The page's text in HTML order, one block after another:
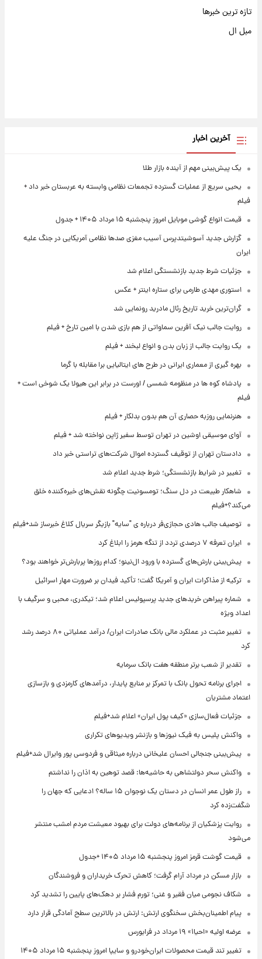
تازه ترین خبرها
مبل ال
آخرین اخبار
یک پیش‌بینی مهم از آینده بازار طلا
یحیی سریع از عملیات گسترده تجمعات نظامی وابسته به عربستان خبر داد +
فیلم
قیمت انواع گوشی موبایل امروز پنجشنبه ۱۵ مرداد ۱۴۰۵ + جدول
گزارش جدید آسوشیتدپرس آسیب مغزی صدها نظامی آمریکایی در جنگ علیه
ایران
جزئیات شرط جدید بازنشستگی اعلام شد
استوری مهدی طارمی برای ستاره اینتر + عکس
گران‌ترین خرید تاریخ رئال مادرید رونمایی شد
روایت جالب نیک آفرین سماواتی از هم بازی شدن با امین تارخ + فیلم
یک روایت جالب از زبان بدن و انواع لبخند + فیلم
بهره گیری از معماری ایرانی در طرح های ایتالیایی برا مقابله با گرما
پادشاه کوه ها در منظومه شمسی / اورست در برابر این هیولا یک شوخی است +
فیلم
هنرنمایی روزبه حصاری آن هم بدون بدلکار + فیلم
آوای موسیقی اوشین در تهران توسط سفیر ژاپن نواخته شد + فیلم
دادستان تهران از توقیف گسترده اموال شرکت‌های تراستی خبر داد
تغییر در شرایط بازنشستگی؛ شرط جدید اعلام شد
شاهکار طبیعت در دل سنگ؛ تومسونیت چگونه نقش‌های خیره‌کننده خلق
می‌کند؟+فیلم
توصیف جالب هادی حجازی‌فر درباره ی "سایه" بازیگر سریال کلاغ خبرساز شد+فیلم
ایران تعرفه ۷ درصدی تردد از تنگه هرمز را ابلاغ کرد
پیش‌بینی بارش‌های گسترده با ورود ال‌نینو؛ کدام روزها پربارش‌تر خواهند بود؟
ترکیه از مذاکرات ایران و آمریکا گفت؛ تأکید فیدان بر ضرورت مهار اسرائیل
شماره پیراهن خریدهای جدید پرسپولیس اعلام شد؛ تیکدری، محبی و سرگیف با
اعداد ویژه
تغییر مثبت در عملکرد مالی بانک صادرات ایران/ درآمد عملیاتی ۸۰ درصد رشد
کرد
تقدیر از شعب برتر منطقه هفت بانک سرمایه
اجرای برنامه تحول بانک با تمرکز بر منابع پایدار، درآمدهای کارمزدی و بازسازی
اعتماد مشتریان
جزئیات فعال‌سازی «کیف پول ایران» اعلام شد+فیلم
واکنش پلیس به فیک نیوزها و بازنشر ویدیوهای تکراری
پیش‌بینی جنجالی احسان علیخانی درباره میثاقی و فردوسی پور وایرال شد+فیلم
واکنش سحر دولتشاهی به حاشیه‌ها: قصد توهین به اذان را نداشتم
راز طول عمر انسان در دستان یک نوجوان ۱۵ ساله؟ ادعایی که جهان را
شگفت‌زده کرد
روایت پزشکیان از برنامه‌های دولت برای بهبود معیشت مردم امشب منتشر
می‌شود
قیمت گوشت قرمز امروز پنجشنبه ۱۵ مرداد ۱۴۰۵ +جدول
بازار مسکن در مرداد آرام گرفت؛ کاهش تحرک خریداران و فروشندگان
شکاف نجومی میان فقیر و غنی؛ تورم فشار بر دهک‌های پایین را تشدید کرد
پیام اطمینان‌بخش سخنگوی ارتش: ارتش در بالاترین سطح آمادگی قرار دارد
عرضه اولیه «احیا۱» ۱۹ مرداد در فرابورس
تغییر تند قیمت محصولات ایران‌خودرو و سایپا امروز پنجشنبه ۱۵ مرداد ۱۴۰۵